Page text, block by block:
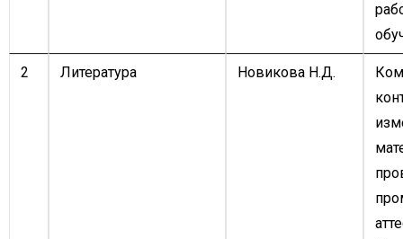
2 Литература Новикова Н.Д.